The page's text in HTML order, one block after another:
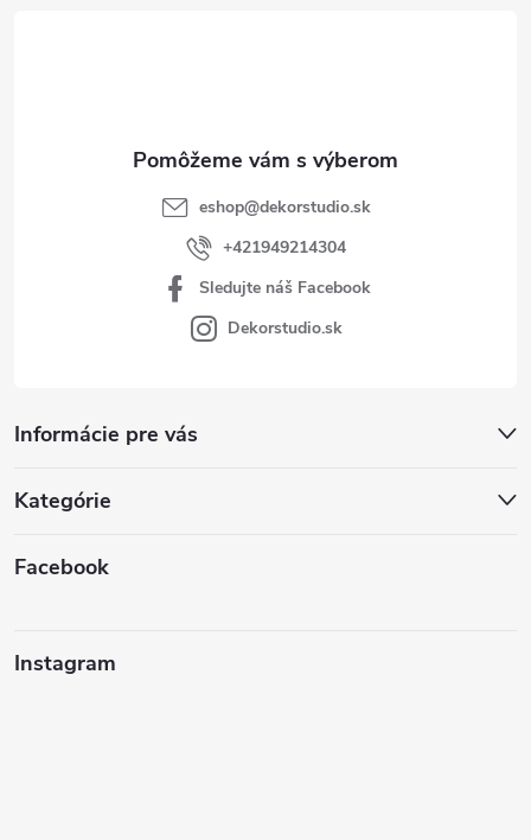
Informácie pre vás
Kategórie
Facebook
Instagram
eshop@dekorstudio.sk
+421949214304
Sledujte náš Facebook
Dekorstudio.sk